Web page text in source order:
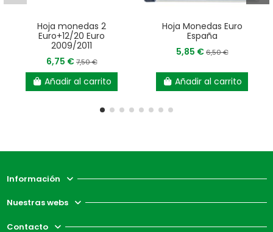
Hoja monedas 2
Euro+12/20 Euro
2009/2011
6,75 €7,50 €
Añadir al carrito
Hoja Monedas Euro
España
5,85 €6,50 €
Añadir al carrito
Información
Nuestras webs
Contacto